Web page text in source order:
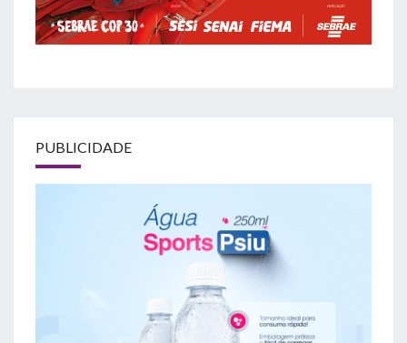
PUBLICIDADE